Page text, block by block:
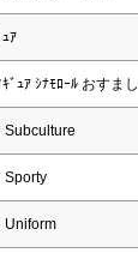
ｱ
ﾞｭｱ ｼﾅﾓﾛｰﾙ おすまし
Subculture
Sporty
Uniform